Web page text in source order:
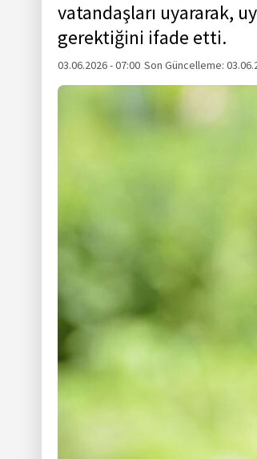
vatandaşları uyararak,
gerektiğini ifade etti.
03.06.2026 - 07:00 Son Güncelleme: